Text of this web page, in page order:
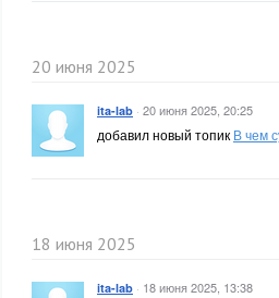
20 июня 2025
ita-lab · 20 июня 2025, 20:25
добавил новый топик В чем
18 июня 2025
ita-lab · 18 июня 2025, 13:38